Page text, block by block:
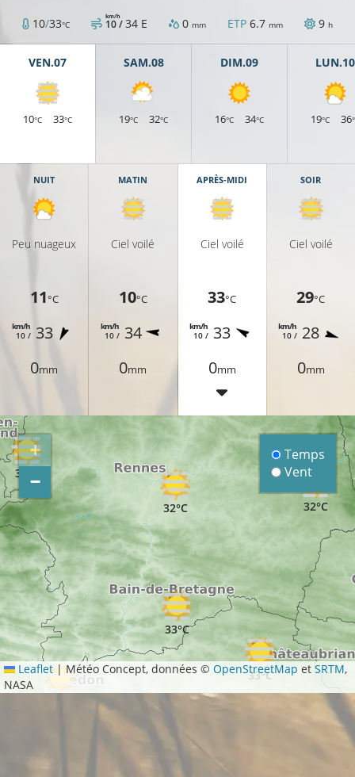
10/33°C 10 /
km/h 34 E 0 mm ETP 6.7 mm 9 h
VEN.07
10°C 33°C
SAM.08
19°C 32°C
DIM.09
16°C 34°C
LUN.10
19°C 36
NUIT
Peu nuageux
11°C
10 /
km/h 33
0mm
MATIN
Ciel voilé
10°C
10 /
km/h 34
0mm
APRÈS-MIDI
Ciel voilé
33°C
10 /
km/h 33
0mm
SOIR
Ciel voilé
29°C
10 /
km/h 28
0mm
33°C
32°C
32°C
32°C
33°C
+
−
Temps
Vent
Leaflet |Météo Concept, données ©OpenStreetMap etSRTM,
NASA